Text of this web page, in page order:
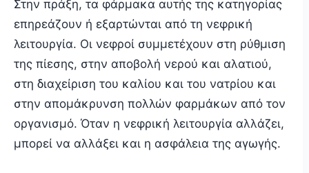
Στην πράξη, τα φάρμακα αυτής της κατηγορίας
επηρεάζουν ή εξαρτώνται από τη νεφρική
λειτουργία. Οι νεφροί συμμετέχουν στη ρύθμιση
της πίεσης, στην αποβολή νερού και αλατιού,
στη διαχείριση του καλίου και του νατρίου και
στην απομάκρυνση πολλών φαρμάκων από τον
οργανισμό. Όταν η νεφρική λειτουργία αλλάζει,
μπορεί να αλλάξει και η ασφάλεια της αγωγής.